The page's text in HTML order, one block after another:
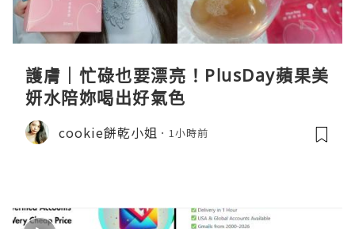
護膚｜忙碌也要漂亮！PlusDay蘋果美
妍水陪妳喝出好氣色
cookie餅乾小姐 1小時前